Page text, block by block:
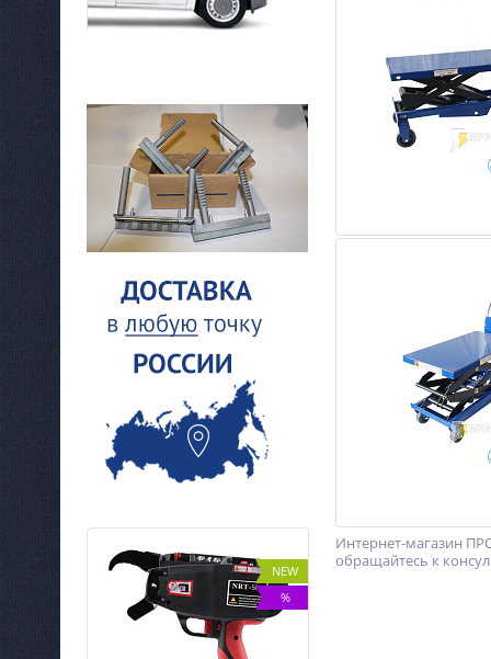
NEW
%
Интернет-магазин
обращайтесь к